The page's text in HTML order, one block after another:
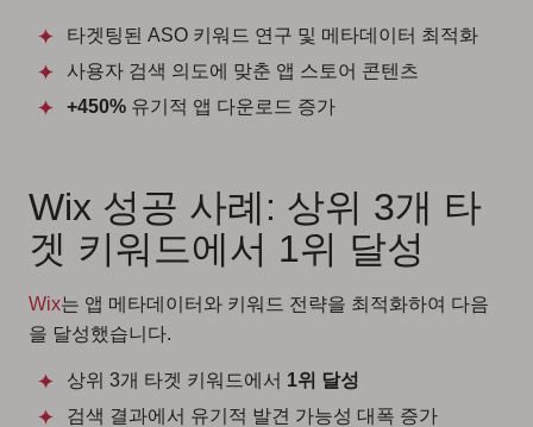
타겟팅된 ASO 키워드 연구 및 메타데이터 최적화
사용자 검색 의도에 맞춘 앱 스토어 콘텐츠
+450% 유기적 앱 다운로드 증가
Wix 성공 사례: 상위 3개 타
겟 키워드에서 1위 달성
Wix는 앱 메타데이터와 키워드 전략을 최적화하여 다음
을 달성했습니다.
상위 3개 타겟 키워드에서 1위 달성
검색 결과에서 유기적 발견 가능성 대폭 증가